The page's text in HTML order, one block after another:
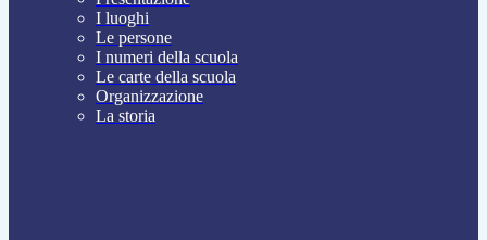
I luoghi
Le persone
I numeri della scuola
Le carte della scuola
Organizzazione
La storia